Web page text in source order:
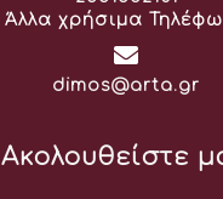
Άλλα χρήσιμα
Email:
dimos@arta.gr
Ακολουθείστε